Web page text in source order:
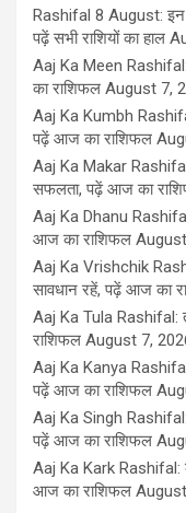
Rashifal 8 August: इन
पढ़ें सभी राशियों का हाल
Aaj Ka Meen Rashifal:
का राशिफल August 7,
Aaj Ka Kumbh
पढ़ें आज का राशिफल
Aaj Ka Makar
सफलता, पढ़ें आज का
Aaj Ka Dhanu
आज का राशिफल
Aaj Ka Vrishchik
सावधान रहें, पढ़ें आज का
Aaj Ka Tula Rashifal:
राशिफल August 7,
Aaj Ka Kanya Rashifal:
पढ़ें आज का राशिफल
Aaj Ka Singh Rashifal:
पढ़ें आज का राशिफल
Aaj Ka Kark Rashifal:
आज का राशिफल